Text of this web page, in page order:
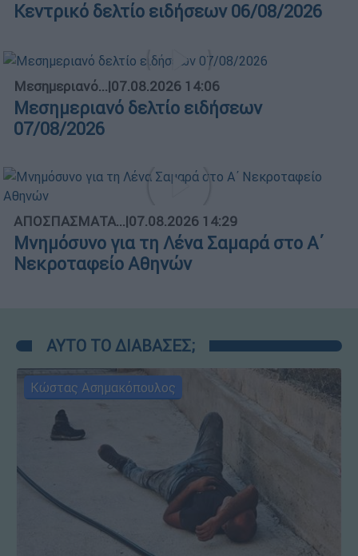
Κεντρικό δελτίο ειδήσεων 06/08/2026
Μεσημεριανό...|07.08.2026 14:06
Μεσημεριανό δελτίο ειδήσεων
07/08/2026
ΑΠΟΣΠΑΣΜΑΤΑ...|07.08.2026 14:29
Μνημόσυνο για τη Λένα Σαμαρά στο Α΄
Νεκροταφείο Αθηνών
ΑΥΤΟ ΤΟ ΔΙΑΒΑΣΕΣ;
Κώστας Ασημακόπουλος